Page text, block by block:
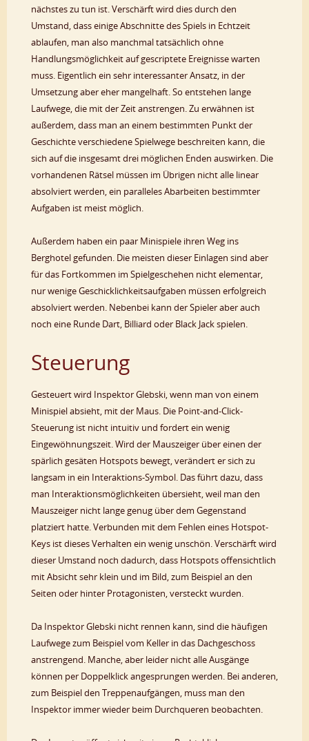
nächstes zu tun ist. Verschärft wird dies durch den
Umstand, dass einige Abschnitte des Spiels in Echtzeit
ablaufen, man also manchmal tatsächlich ohne
Handlungsmöglichkeit auf gescriptete Ereignisse warten
muss. Eigentlich ein sehr interessanter Ansatz, in der
Umsetzung aber eher mangelhaft. So entstehen lange
Laufwege, die mit der Zeit anstrengen. Zu erwähnen ist
außerdem, dass man an einem bestimmten Punkt der
Geschichte verschiedene Spielwege beschreiten kann, die
sich auf die insgesamt drei möglichen Enden auswirken. Die
vorhandenen Rätsel müssen im Übrigen nicht alle linear
absolviert werden, ein paralleles Abarbeiten bestimmter
Aufgaben ist meist möglich.
Außerdem haben ein paar Minispiele ihren Weg ins
Berghotel gefunden. Die meisten dieser Einlagen sind aber
für das Fortkommen im Spielgeschehen nicht elementar,
nur wenige Geschicklichkeitsaufgaben müssen erfolgreich
absolviert werden. Nebenbei kann der Spieler aber auch
noch eine Runde Dart, Billiard oder Black Jack spielen.
Steuerung
Gesteuert wird Inspektor Glebski, wenn man von einem
Minispiel absieht, mit der Maus. Die Point-and-Click-
Steuerung ist nicht intuitiv und fordert ein wenig
Eingewöhnungszeit. Wird der Mauszeiger über einen der
spärlich gesäten Hotspots bewegt, verändert er sich zu
langsam in ein Interaktions-Symbol. Das führt dazu, dass
man Interaktionsmöglichkeiten übersieht, weil man den
Mauszeiger nicht lange genug über dem Gegenstand
platziert hatte. Verbunden mit dem Fehlen eines Hotspot-
Keys ist dieses Verhalten ein wenig unschön. Verschärft wird
dieser Umstand noch dadurch, dass Hotspots offensichtlich
mit Absicht sehr klein und im Bild, zum Beispiel an den
Seiten oder hinter Protagonisten, versteckt wurden.
Da Inspektor Glebski nicht rennen kann, sind die häufigen
Laufwege zum Beispiel vom Keller in das Dachgeschoss
anstrengend. Manche, aber leider nicht alle Ausgänge
können per Doppelklick angesprungen werden. Bei anderen,
zum Beispiel den Treppenaufgängen, muss man den
Inspektor immer wieder beim Durchqueren beobachten.